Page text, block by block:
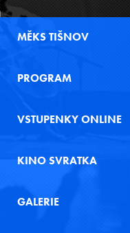
MĚKS TIŠNOV
PROGRAM
VSTUPENKY ONLINE
KINO SVRATKA
GALERIE